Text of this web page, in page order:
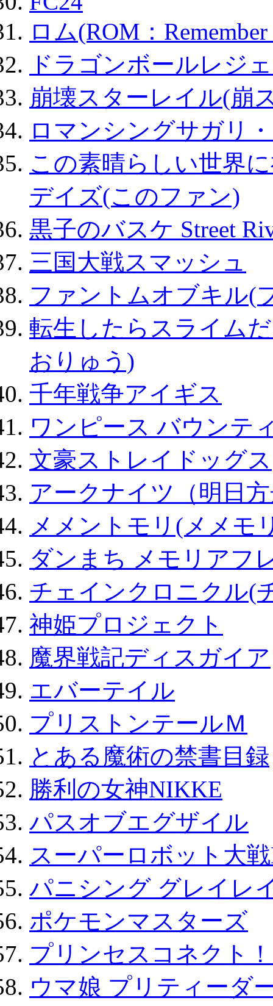
ロム(ROM：
ドラゴンボールレジ
崩壊スターレイル(崩
ロマンシングサガリ
この素晴らしい世界
デイズ(このファン)
黒子のバスケ Street
三国大戦スマッシュ
ファントムオブキル(
転生したらスライム
おりゅう)
千年戦争アイギス
ワンピース バウンテ
文豪ストレイドッグス
アークナイツ（明日
メメントモリ(メメモ
ダンまち メモリアフ
チェインクロニクル(
神姫プロジェクト
魔界戦記ディスガイア
エバーテイル
プリストンテールＭ
とある魔術の禁書目録
勝利の女神NIKKE
パスオブエグザイル
スーパーロボット大
パニシング グレイレ
ポケモンマスターズ
プリンセスコネクト
ウマ娘 プリティーダ